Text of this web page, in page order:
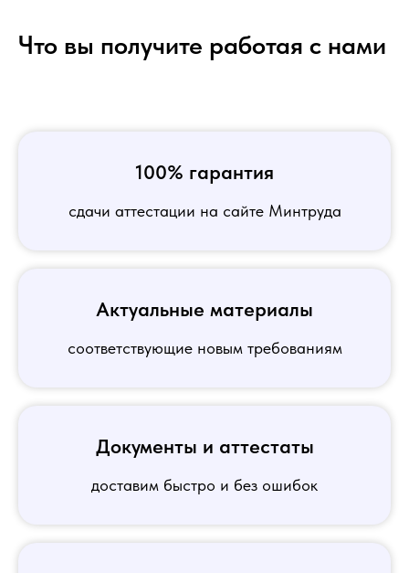
Что вы получите работая с нами
100% гарантия
сдачи аттестации на сайте Минтруда
Актуальные материалы
соответствующие новым требованиям
Документы и аттестаты
доставим быстро и без ошибок